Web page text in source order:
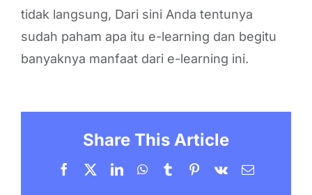
tidak langsung, Dari sini Anda tentunya
sudah paham apa itu e-learning dan begitu
banyaknya manfaat dari e-learning ini.
Share This Article
Facebook LinkedInWhatsApp
TumblrPinterest
Vk Email